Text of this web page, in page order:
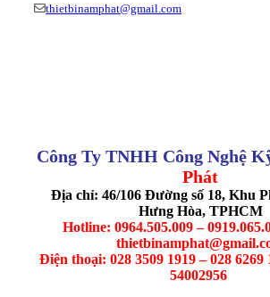
thietbinamphat@gmail.com
Công Ty TNHH Công Nghệ
Phát
Địa chỉ: 46/106 Đường số 18, Khu
Hưng Hòa, TPHCM
Hotline: 0964.505.009 –
Điện thoại: 028 3509 1919 – 028 6269
54002956